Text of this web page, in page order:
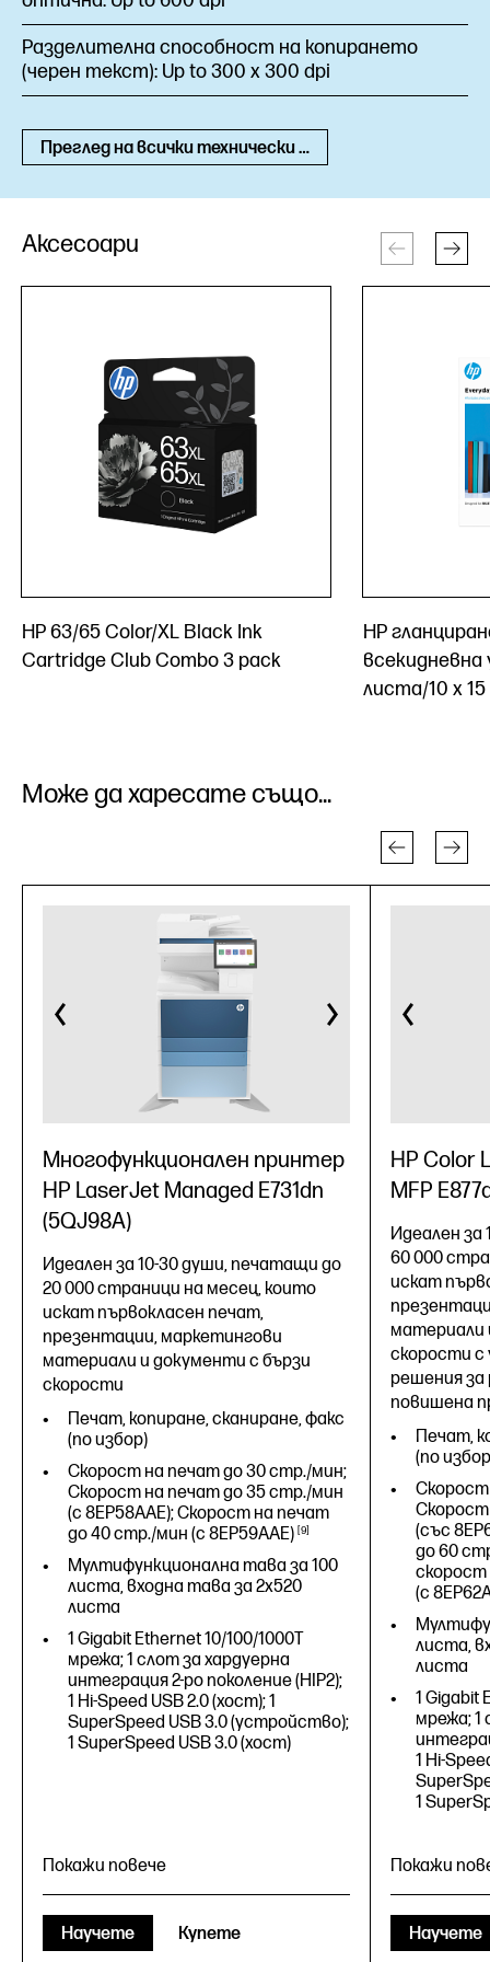
Разделителна способност на копирането
(черен текст): Up to 300 x 300 dpi
Преглед на всички технически спецификации
Аксесоари
HP 63/65 Color/XL Black Ink
Cartridge Club Combo 3 pack
HP
всекидневна
листа/10 x
Може да харесате също...
Многофункционален принтер
HP LaserJet Managed E731dn
(5QJ98A)
Идеален за 10-30 души, печатащи до
20 000 страници на месец, които
искат първокласен печат,
презентации, маркетингови
материали и документи с бързи
скорости
Печат, копиране, сканиране, факс
(по избор)
Скорост на печат до 30 стр./мин;
Скорост на печат до 35 стр./мин
(с 8EP58AAE); Скорост на печат
до 40 стр./мин (с 8EP59AAE) 9
Мултифункционална тава за 100
листа, входна тава за 2x520
листа
1 Gigabit Ethernet 10/100/1000T
мрежа; 1 слот за хардуерна
интеграция 2-ро поколение (HIP2);
1 Hi-Speed USB 2.0 (хост); 1
SuperSpeed USB 3.0 (устройство);
1 SuperSpeed USB 3.0 (хост)
Покажи повече
Научете Купете
HP Color
MFP
Идеален за
60 000
искат
материали
скорости
решения за
повишена
Печат,
(по
(със
до 60
скорост
(с
листа,
листа
1 Gigabit
мрежа; 1
1 Hi-
1
Покажи
Научете